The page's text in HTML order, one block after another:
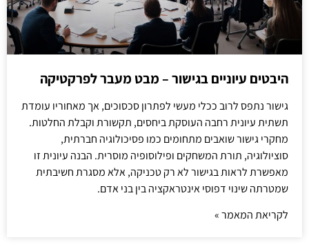
היבטים עיוניים בגישור – מבט מעבר לפרקטיקה
גישור נתפס לרוב ככלי מעשי לפתרון סכסוכים, אך מאחוריו עומדת
תשתית עיונית רחבה העוסקת ביחסים, תקשורת וקבלת החלטות.
מחקרי גישור שואבים מתחומים כמו פסיכולוגיה חברתית,
סוציולוגיה, תורת המשחקים ופילוסופיה מוסרית. הבנה עיונית זו
מאפשרת לראות בגישור לא רק טכניקה, אלא מסגרת חשיבתית
שמטרתה שינוי דפוסי אינטראקציה בין בני אדם.
לקריאת המאמר »